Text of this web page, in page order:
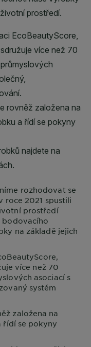
rozhodovat se
roce 2021 spustili
prostředí
bodovacího
na základě jejich
více než 70
asociací s
systém
založena na
řídí se pokyny